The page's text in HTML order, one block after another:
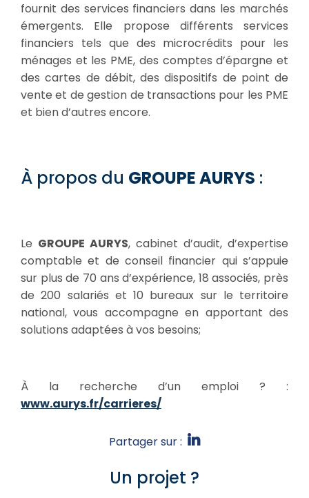
fournit des services financiers dans les marchés
émergents. Elle propose différents services
financiers tels que des microcrédits pour les
ménages et les PME, des comptes d’épargne et
des cartes de débit, des dispositifs de point de
vente et de gestion de transactions pour les PME
et bien d’autres encore.
À propos du GROUPE AURYS :
Le GROUPE AURYS, cabinet d’audit, d’expertise
comptable et de conseil financier qui s’appuie
sur plus de 70 ans d’expérience, 18 associés, près
de 200 salariés et 10 bureaux sur le territoire
national, vous accompagne en apportant des
solutions adaptées à vos besoins;
À la recherche d’un emploi ? :
www.aurys.fr/carrieres/
Partager sur :
Un projet ?